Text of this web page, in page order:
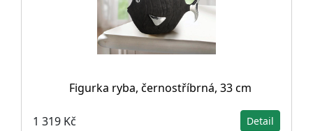
Figurka ryba, černostříbrná, 33 cm
1 319 Kč Detail